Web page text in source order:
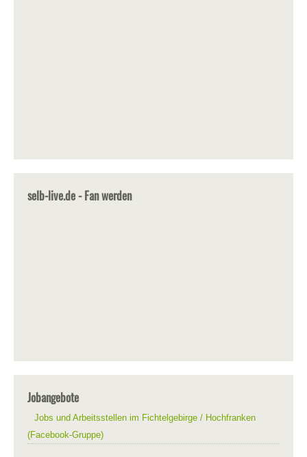
selb-live.de - Fan werden
Jobangebote
Jobs und Arbeitsstellen im Fichtelgebirge / Hochfranken
(Facebook-Gruppe)